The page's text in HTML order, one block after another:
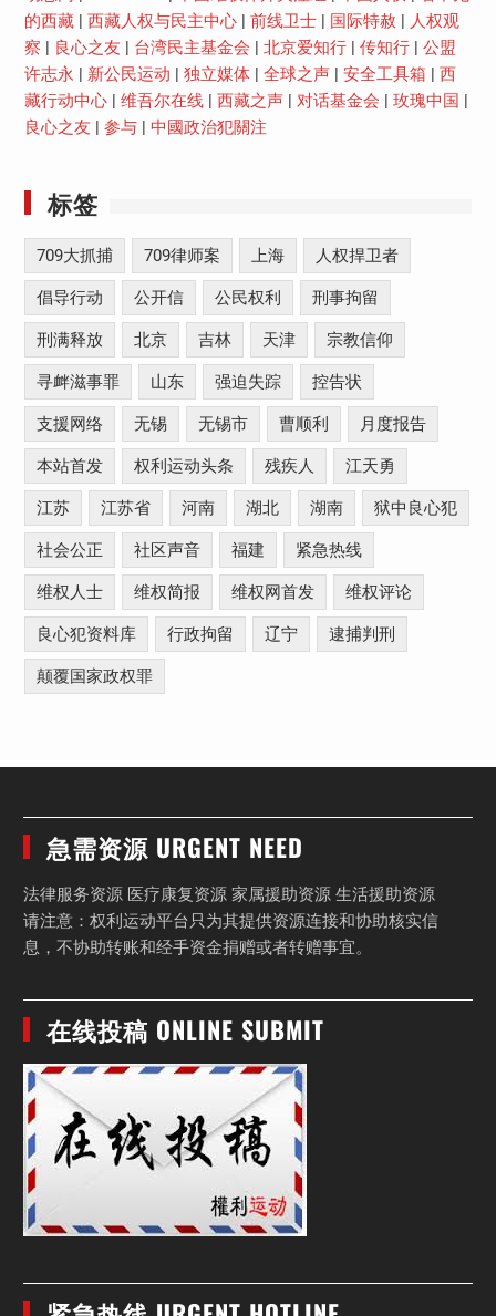
的西藏| 西藏人权与民主中心| 前线卫士| 国际特赦
人权观
察
良心之友 台湾民主基金会 北京爱知行| 传知行| 公盟
许志永
新公民运动 独立媒体| 全球之声| 安全工具箱
西
藏行动中心| 维吾尔在线| 西藏之声| 对话基金会 玫瑰中国
良心之友
参与| 中國政治犯關注
标签
709大抓捕 709律师案 上海 人权捍卫者
倡导行动 公开信 公民权利 刑事拘留
刑满释放 北京 吉林 天津 宗教信仰
寻衅滋事罪 山东 强迫失踪 控告状
支援网络 无锡 无锡市 曹顺利 月度报告
本站首发 权利运动头条 残疾人 江天勇
江苏 江苏省 河南 湖北 湖南 狱中良心犯
社会公正 社区声音 福建 紧急热线
维权人士 维权简报 维权网首发 维权评论
良心犯资料库 行政拘留 辽宁 逮捕判刑
颠覆国家政权罪
急需资源 URGENT NEED
法律服务资源 医疗康复资源 家属援助资源 生活援助资源
请注意：权利运动平台只为其提供资源连接和协助核实信
息，不协助转账和经手资金捐赠或者转赠事宜。
在线投稿 ONLINE SUBMIT